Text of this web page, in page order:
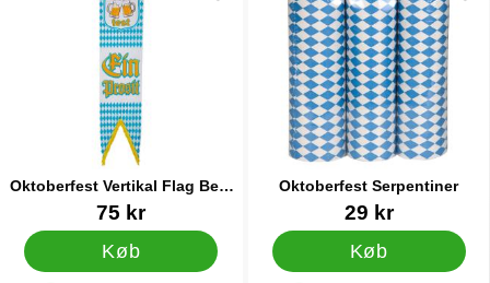
Oktoberfest Vertikal Flag Beer
Fest
Varenr 8891575 kr
Køb
Oktoberfest Serpentiner
Varenr 1553329 kr
Køb